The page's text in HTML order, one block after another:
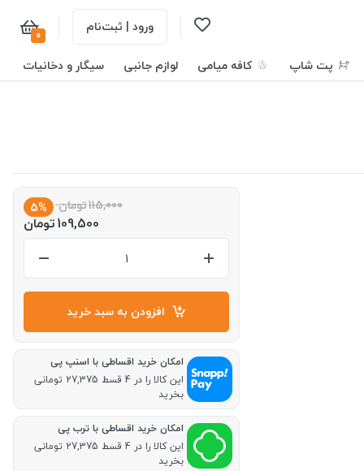
ورود | ثبت‌نام 0
پت شاپ کافه میامی لوازم جانبی سیگار و دخانیات
115,000تومان 5%
109,500تومان
افزودن به سبد خرید
امکان خرید اقساطی با اسنپ پی
این کالا را در 4 قسط 27,375 تومانی
بخرید
امکان خرید اقساطی با ترب پی
این کالا را در 4 قسط 27,375 تومانی
بخرید